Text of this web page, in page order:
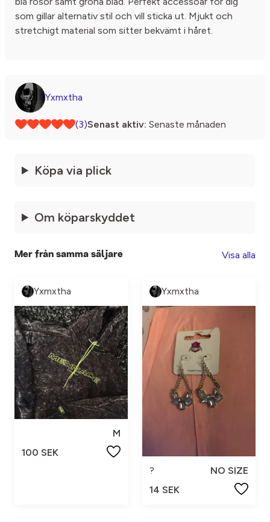
som gillar alternativ stil och vill sticka ut. Mjukt och
stretchigt material som sitter bekvämt i håret.
Yxmxtha
(3)Senast aktiv: Senaste månaden
Köpa via plick
Om köparskyddet
Mer från samma säljare Visa alla
Yxmxtha
M
100 SEK
Yxmxtha
?
NO SIZE
14 SEK